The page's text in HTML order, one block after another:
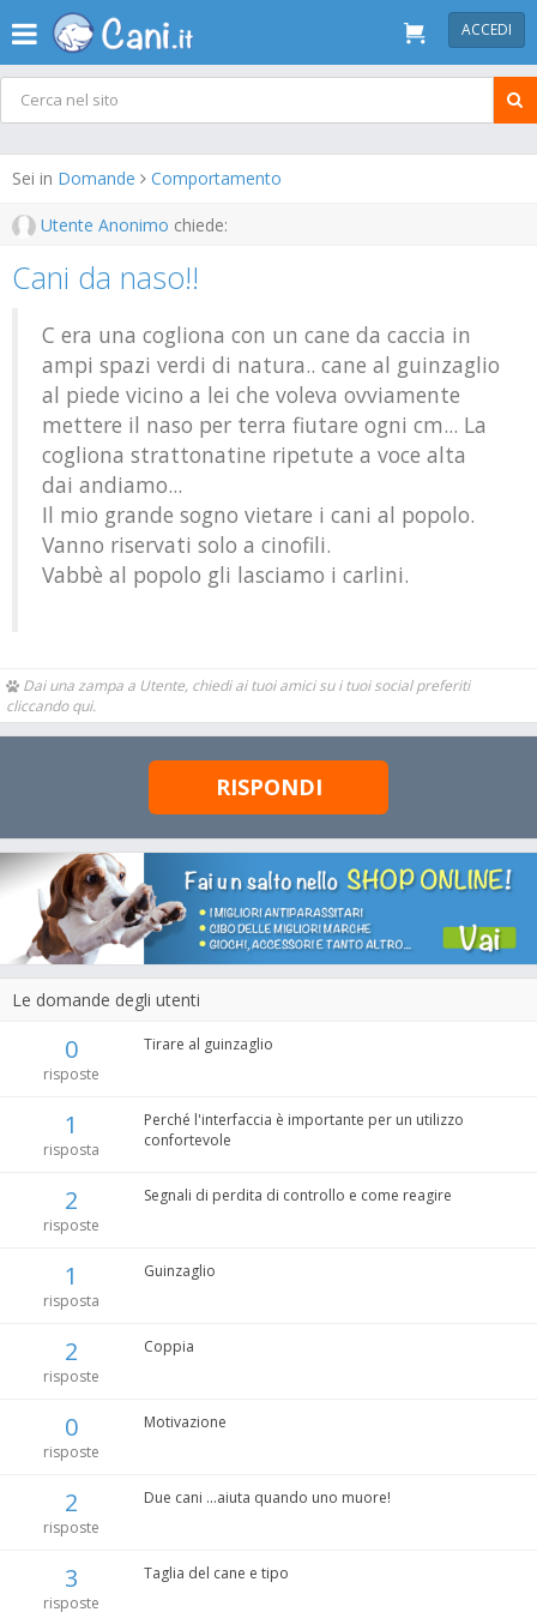
ACCEDI
Sei in Domande Comportamento
Utente Anonimo chiede:
Cani da naso!!
C era una cogliona con un cane da caccia in
ampi spazi verdi di natura.. cane al guinzaglio
al piede vicino a lei che voleva ovviamente
mettere il naso per terra fiutare ogni cm... La
cogliona strattonatine ripetute a voce alta
dai andiamo...
Il mio grande sogno vietare i cani al popolo.
Vanno riservati solo a cinofili.
Vabbè al popolo gli lasciamo i carlini.
Dai una zampa a Utente, chiedi ai tuoi amici su i tuoi social preferiti
cliccando qui.
RISPONDI
Le domande degli utenti
0
risposte
Tirare al guinzaglio
1
risposta
Perché l'interfaccia è importante per un utilizzo
confortevole
2
risposte
Segnali di perdita di controllo e come reagire
1
risposta
Guinzaglio
2
risposte
Coppia
0
risposte
Motivazione
2
risposte
Due cani ...aiuta quando uno muore!
3
risposte
Taglia del cane e tipo